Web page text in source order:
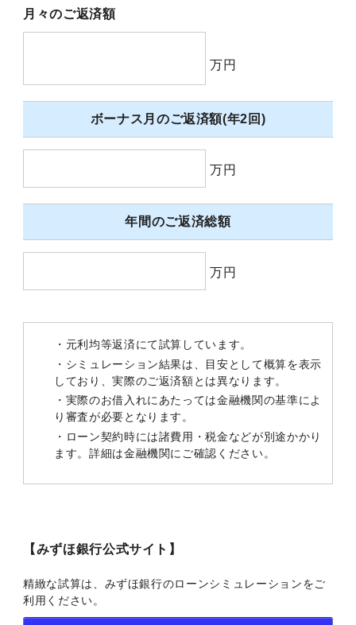
月々のご返済額
万円
ボーナス月のご返済額(年2回)
万円
年間のご返済総額
万円
・元利均等返済にて試算しています。
・シミュレーション結果は、目安として概算を表示
しており、実際のご返済額とは異なります。
・実際のお借入れにあたっては金融機関の基準によ
り審査が必要となります。
・ローン契約時には諸費用・税金などが別途かかり
ます。詳細は金融機関にご確認ください。
【みずほ銀行公式サイト】
精緻な試算は、みずほ銀行のローンシミュレーションをご
利用ください。